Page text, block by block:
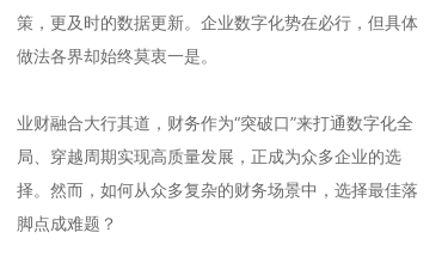
策，更及时的数据更新。企业数字化势在必行，但具体
做法各界却始终莫衷一是。
业财融合大行其道，财务作为“突破口”来打通数字化全
局、穿越周期实现高质量发展，正成为众多企业的选
择。然而，如何从众多复杂的财务场景中，选择最佳落
脚点成难题？